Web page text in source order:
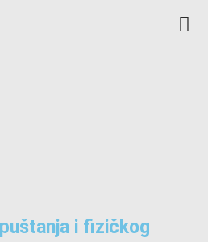
i fizičkog